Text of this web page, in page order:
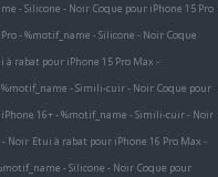
- Silicone - Noir Coque pour iPhone 15 Pro
- %motif_name - Silicone - Noir Coque
à rabat pour iPhone 15 Pro Max -
- Simili-cuir - Noir Coque pour
16+ - %motif_name - Simili-cuir - Noir
- Noir Etui à rabat pour iPhone 16 Pro Max -
- Silicone - Noir Coque pour